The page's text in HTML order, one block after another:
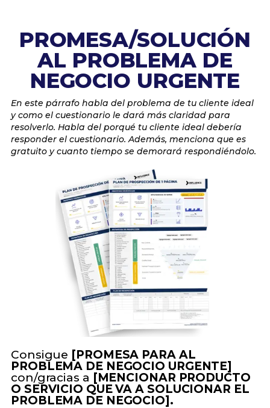
PROMESA/SOLUCIÓN
AL PROBLEMA DE
NEGOCIO URGENTE
En este párrafo habla del problema de tu cliente ideal
y como el cuestionario le dará más claridad para
resolverlo. Habla del porqué tu cliente ideal debería
responder el cuestionario. Además, menciona que es
gratuito y cuanto tiempo se demorará respondiéndolo.
Consigue [PROMESA PARA AL
PROBLEMA DE NEGOCIO URGENTE]
con/gracias a [MENCIONAR PRODUCTO
O SERVICIO QUE VA A SOLUCIONAR EL
PROBLEMA DE NEGOCIO].